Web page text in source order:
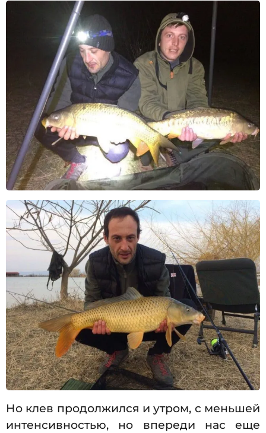
Но клев продолжился и утром, с меньшей
интенсивностью, но впереди нас еще